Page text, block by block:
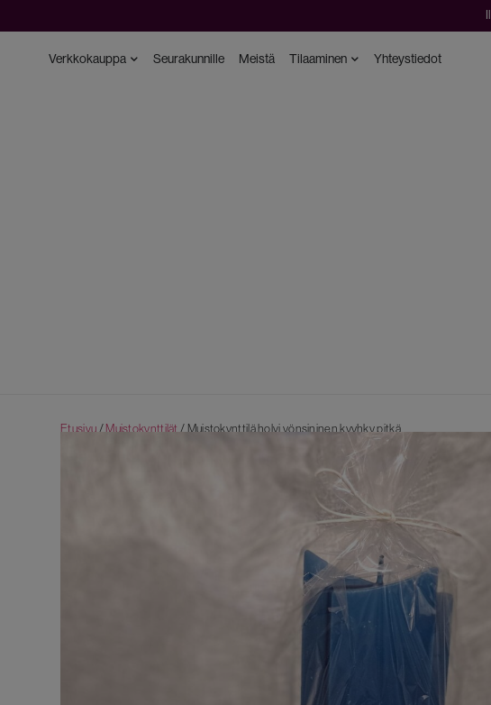
Verkkokauppa Seurakunnille Meistä Tilaaminen Yhteystiedot
Etusivu/Muistokynttilät/ Muistokynttilä holvi yönsininen kyyhky pitkä